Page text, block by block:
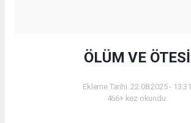
ÖLÜM VE ÖTESİ
Ekleme Tarihi: 22.08.2025 - 13:31
466+ kez okundu.